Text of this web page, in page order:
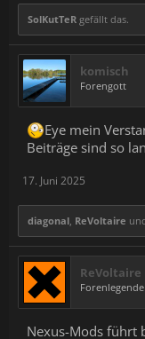
SolKutTeR gefällt das.
komisch
Forengott
Eye mein
Beiträge sind so
17. Juni 2025
diagonal, ReVoltaire
ReVoltaire
Forenlegende
Nexus-Mods führt